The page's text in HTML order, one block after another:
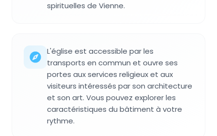
spirituelles de Vienne.
L'église est accessible par les
transports en commun et ouvre ses
portes aux services religieux et aux
visiteurs intéressés par son architecture
et son art. Vous pouvez explorer les
caractéristiques du bâtiment à votre
rythme.